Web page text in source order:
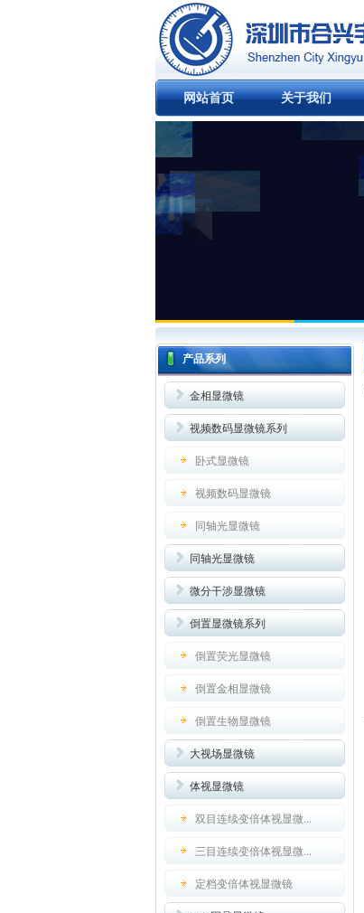
网站首页 关于我们
产品系列
金相显微镜
视频数码显微镜系列
卧式显微镜
视频数码显微镜
同轴光显微镜
同轴光显微镜
微分干涉显微镜
倒置显微镜系列
倒置荧光显微镜
倒置金相显微镜
倒置生物显微镜
大视场显微镜
体视显微镜
双目连续变倍体视显微...
三目连续变倍体视显微...
定档变倍体视显微镜